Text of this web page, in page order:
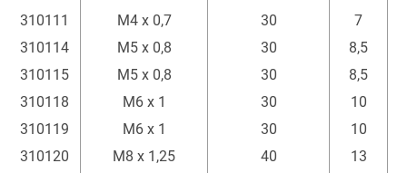
310111
M4 x 0,7 30
7
310114
M5 x 0,8 30
8,5
310115
M5 x 0,8 30
8,5
310118
M6 x 1 30
10
310119
M6 x 1 30
10
310120
M8 x 1,25 40
13